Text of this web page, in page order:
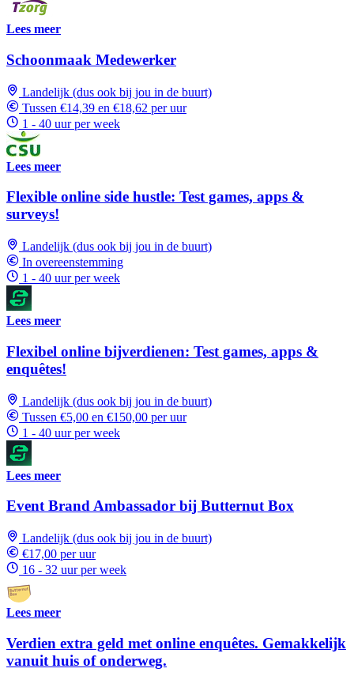
Lees meer
Schoonmaak Medewerker
Landelijk (dus ook bij jou in de buurt)
Tussen €14,39 en €18,62 per uur
1 - 40 uur per week
Lees meer
Flexible online side hustle: Test games, apps &
surveys!
Landelijk (dus ook bij jou in de buurt)
In overeenstemming
1 - 40 uur per week
Lees meer
Flexibel online bijverdienen: Test games, apps &
enquêtes!
Landelijk (dus ook bij jou in de buurt)
Tussen €5,00 en €150,00 per uur
1 - 40 uur per week
Lees meer
Event Brand Ambassador bij Butternut Box
Landelijk (dus ook bij jou in de buurt)
€17,00 per uur
16 - 32 uur per week
Lees meer
Verdien extra geld met online enquêtes. Gemakkelijk
vanuit huis of onderweg.